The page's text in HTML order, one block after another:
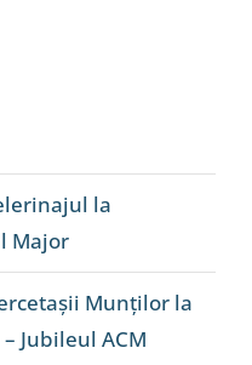
la
Major
Munților la
Jubileul ACM